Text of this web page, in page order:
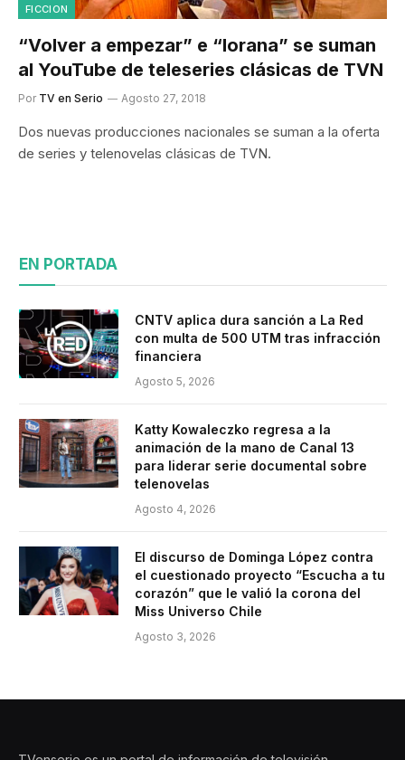
FICCION
“Volver a empezar” e “Iorana” se suman
al YouTube de teleseries clásicas de TVN
Por TV en Serio Agosto 27, 2018
Dos nuevas producciones nacionales se suman a la oferta
de series y telenovelas clásicas de TVN.
EN PORTADA
CNTV aplica dura sanción a La Red
con multa de 500 UTM tras infracción
financiera
Agosto 5, 2026
Katty Kowaleczko regresa a la
animación de la mano de Canal 13
para liderar serie documental sobre
telenovelas
Agosto 4, 2026
El discurso de Dominga López contra
el cuestionado proyecto “Escucha a tu
corazón” que le valió la corona del
Miss Universo Chile
Agosto 3, 2026